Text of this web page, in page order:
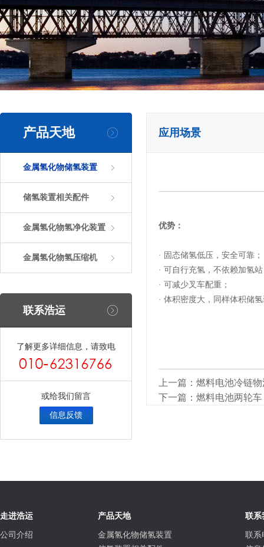
产品天地
金属氢化物储氢装置
储氢装置相关配件
金属氢化物氢净化装置
金属氢化物氢压缩机
联系浩运
了解更多详细信息，请致电
或给我们留言
信息反馈
应用场景
优势：
· 固态储氢低压，安全可靠；
· 可自行充氢，不依赖加氢
· 可减少叉车配重；
· 体积密度大，同样体积储
上一篇： 燃料电池冷链
下一篇： 燃料电池两轮车
走进浩运
公司介绍
产品天地
金属氢化物储氢装置
联系
联系